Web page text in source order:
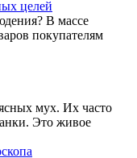
целей
В массе
покупателям
мух. Их часто
Это живое